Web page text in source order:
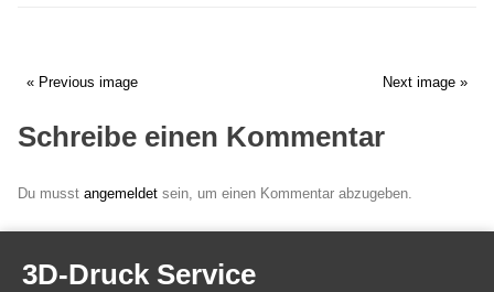
Next image »
« Previous image
Schreibe einen Kommentar
Du musst angemeldet sein, um einen Kommentar abzugeben.
3D-Druck Service